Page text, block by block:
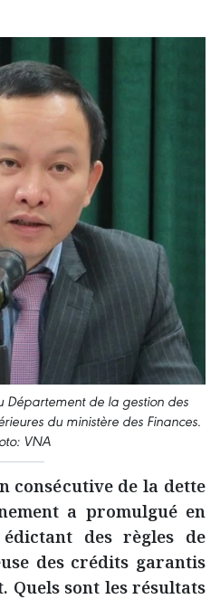
Département de la gestion des
du ministère des Finances.
VNA
consécutive de la dette
a promulgué en
des règles de
des crédits garantis
Quels sont les résultats